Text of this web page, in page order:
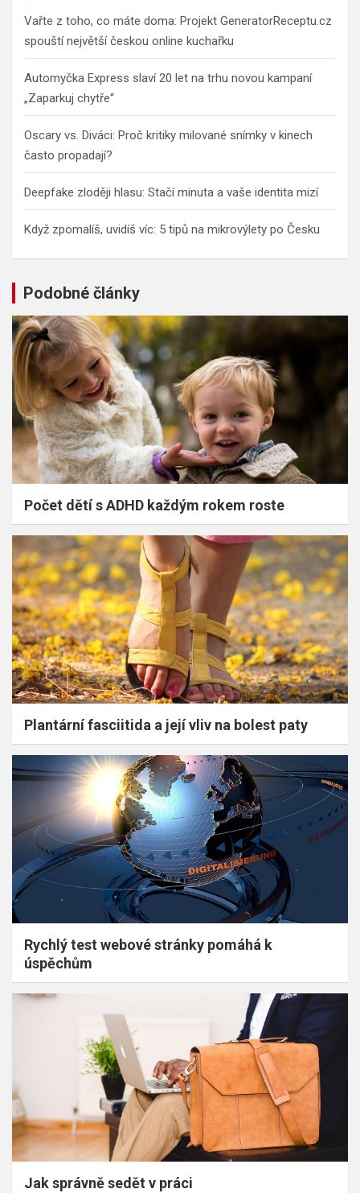
Vařte z toho, co máte doma: Projekt GeneratorReceptu.cz
spouští největší českou online kuchařku
Automyčka Express slaví 20 let na trhu novou kampaní
„Zaparkuj chytře“
Oscary vs. Diváci: Proč kritiky milované snímky v kinech
často propadají?
Deepfake zloději hlasu: Stačí minuta a vaše identita mizí
Když zpomalíš, uvidíš víc: 5 tipů na mikrovýlety po Česku
Podobné články
Počet dětí s ADHD každým rokem roste
Plantární fasciitida a její vliv na bolest paty
Rychlý test webové stránky pomáhá k
úspěchům
Jak správně sedět v práci